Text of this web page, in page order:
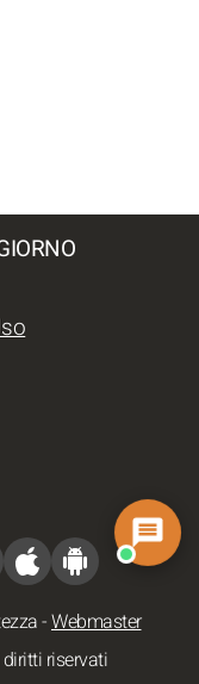
-Webmaster
riservati